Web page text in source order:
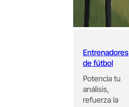
Entrenadores
de fútbol
Potencia tu
análisis,
refuerza la